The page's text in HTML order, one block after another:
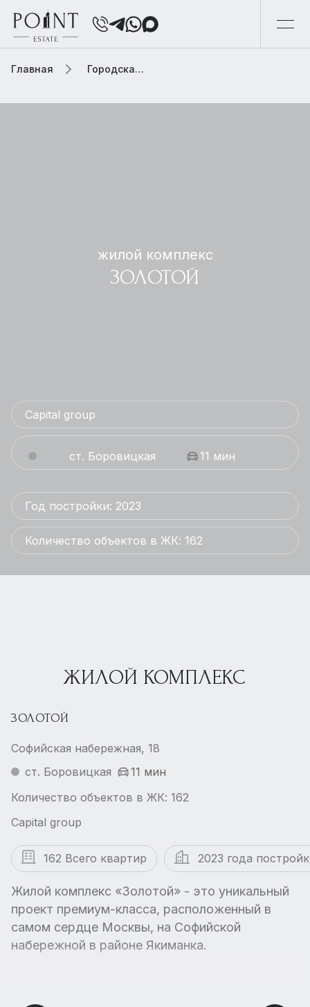
Главная Городская элитная недвижимость
жилой комплекс
ЗОЛОТОЙ
Capital group
ст. Боровицкая 11 мин
Год постройки: 2023
Количество объектов в ЖК: 162
ЖИЛОЙ КОМПЛЕКС
ЗОЛОТОЙ
Софийская набережная, 18
ст. Боровицкая
11 мин
Количество объектов в ЖК: 162
Capital group
162 Всего квартир 2023 года
Жилой комплекс «Золотой» - это уникальный
проект премиум-класса, расположенный в
самом сердце Москвы, на Софийской
набережной в районе Якиманка.